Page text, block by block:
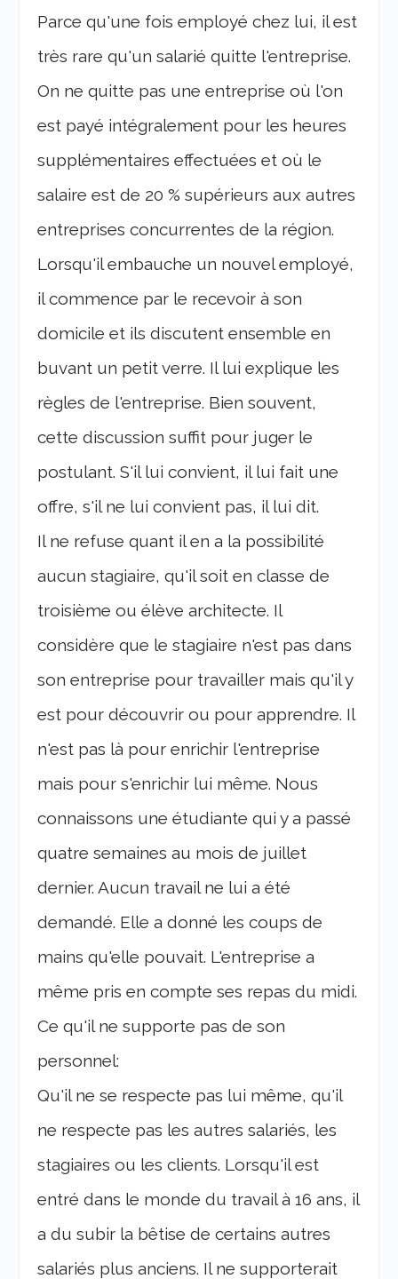
Parce qu'une fois employé chez lui, il est
très rare qu'un salarié quitte l'entreprise.
On ne quitte pas une entreprise où l'on
est payé intégralement pour les heures
supplémentaires effectuées et où le
salaire est de 20 % supérieurs aux autres
entreprises concurrentes de la région.
Lorsqu'il embauche un nouvel employé,
il commence par le recevoir à son
domicile et ils discutent ensemble en
buvant un petit verre. Il lui explique les
règles de l'entreprise. Bien souvent,
cette discussion suffit pour juger le
postulant. S'il lui convient, il lui fait une
offre, s'il ne lui convient pas, il lui dit.
Il ne refuse quant il en a la possibilité
aucun stagiaire, qu'il soit en classe de
troisième ou élève architecte. Il
considère que le stagiaire n'est pas dans
son entreprise pour travailler mais qu'il y
est pour découvrir ou pour apprendre. Il
n'est pas là pour enrichir l'entreprise
mais pour s'enrichir lui même. Nous
connaissons une étudiante qui y a passé
quatre semaines au mois de juillet
dernier. Aucun travail ne lui a été
demandé. Elle a donné les coups de
mains qu'elle pouvait. L'entreprise a
même pris en compte ses repas du midi.
Ce qu'il ne supporte pas de son
personnel:
Qu'il ne se respecte pas lui même, qu'il
ne respecte pas les autres salariés, les
stagiaires ou les clients. Lorsqu'il est
entré dans le monde du travail à 16 ans, il
a du subir la bêtise de certains autres
salariés plus anciens. Il ne supporterait